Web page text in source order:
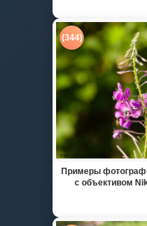
(344)
Примеры
с объективом